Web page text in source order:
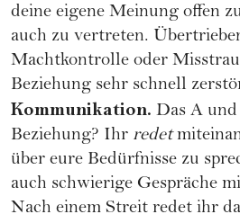
deine eigene Meinung offen
auch zu vertreten.
Machtkontrolle oder
Beziehung sehr schnell
Kommunikation. Das A
Beziehung? Ihr redet
über eure Bedürfnisse zu
auch schwierige Gespräche
Nach einem Streit redet ihr